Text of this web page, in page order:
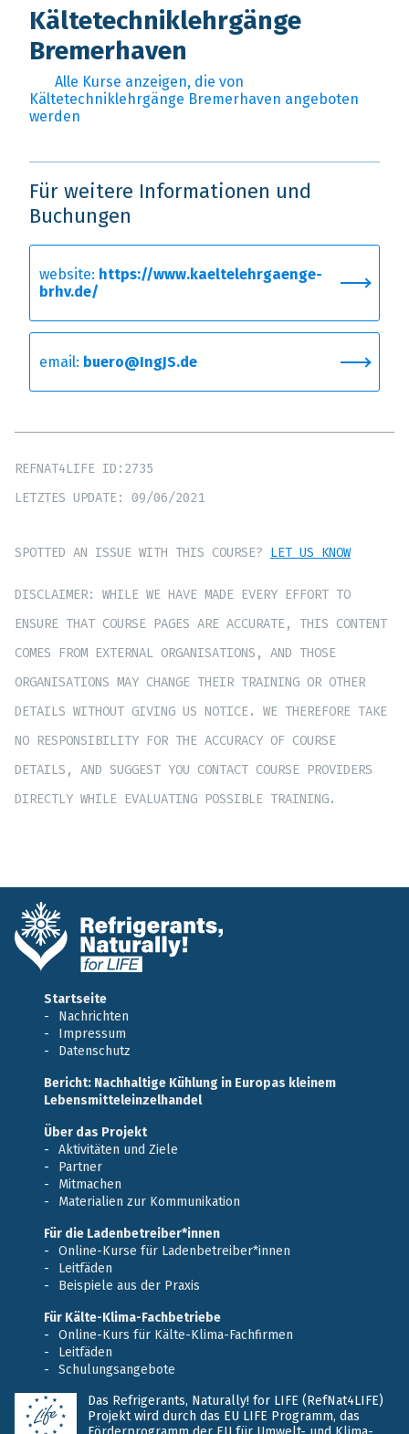
Kältetechniklehrgänge
Bremerhaven
Alle Kurse anzeigen, die von
Kältetechniklehrgänge Bremerhaven angeboten
werden
Für weitere Informationen und
Buchungen
website: https://www.kaeltelehrgaenge-
brhv.de/
email: buero@IngJS.de
REFNAT4LIFE ID:2735
LETZTES UPDATE: 09/06/2021
SPOTTED AN ISSUE WITH THIS COURSE? LET US KNOW
DISCLAIMER: WHILE WE HAVE MADE EVERY EFFORT TO
ENSURE THAT COURSE PAGES ARE ACCURATE, THIS CONTENT
COMES FROM EXTERNAL ORGANISATIONS, AND THOSE
ORGANISATIONS MAY CHANGE THEIR TRAINING OR OTHER
DETAILS WITHOUT GIVING US NOTICE. WE THEREFORE TAKE
NO RESPONSIBILITY FOR THE ACCURACY OF COURSE
DETAILS, AND SUGGEST YOU CONTACT COURSE PROVIDERS
DIRECTLY WHILE EVALUATING POSSIBLE TRAINING.
Startseite
Nachrichten
Impressum
Datenschutz
Bericht: Nachhaltige Kühlung in Europas kleinem
Lebensmitteleinzelhandel
Über das Projekt
Aktivitäten und Ziele
Partner
Mitmachen
Materialien zur Kommunikation
Für die Ladenbetreiber*innen
Online-Kurse für Ladenbetreiber*innen
Leitfäden
Beispiele aus der Praxis
Für Kälte-Klima-Fachbetriebe
Online-Kurs für Kälte-Klima-Fachfirmen
Leitfäden
Schulungsangebote
Das Refrigerants, Naturally! for LIFE (RefNat4LIFE)
Projekt wird durch das EU LIFE Programm, das